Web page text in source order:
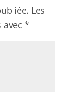
Les
avec*